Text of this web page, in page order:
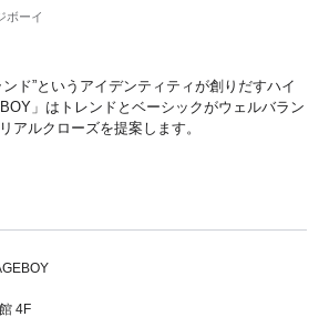
ボーイ
ド”というアイデンティティが創りだすハイ
」はトレンドとベーシックがウェルバラン
アルクローズを提案します。
4F